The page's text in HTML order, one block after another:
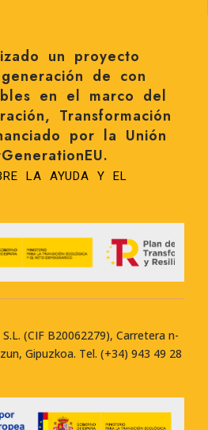
un proyecto
de con
en el marco del
Transformación
por la Unión
LA AYUDA Y EL
(CIF B20062279), Carretera n-
Gipuzkoa. Tel. (+34) 943 49 28